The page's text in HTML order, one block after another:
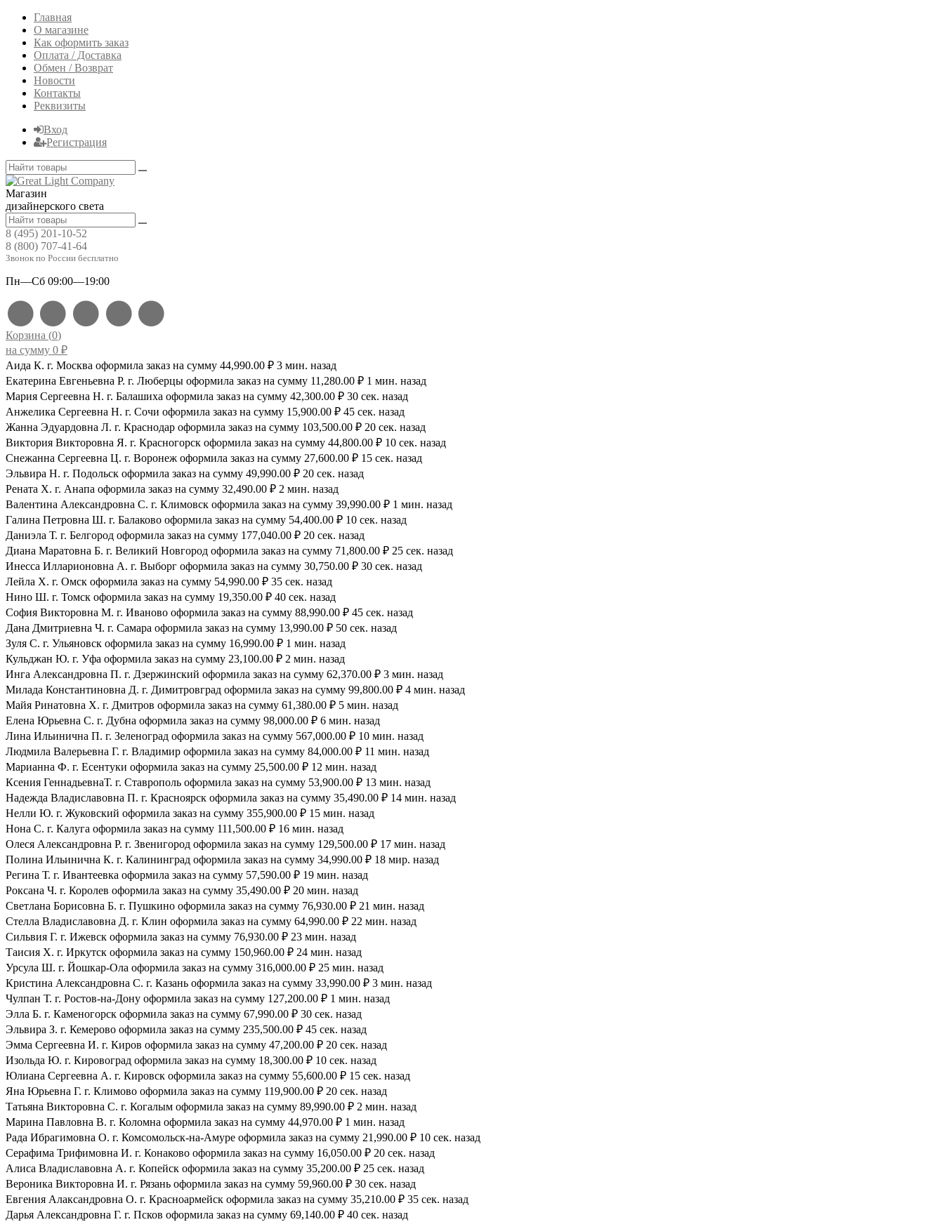
Главная
О магазине
Как оформить заказ
Оплата / Доставка
Обмен / Возврат
Новости
Контакты
Реквизиты
Вход
Регистрация
Магазин
дизайнерского света
8 (495) 201-10-52
8 (800) 707-41-64
Звонок по России бесплатно
Пн—Сб 09:00—19:00
Корзина (0)
на сумму 0 ₽
Аида К. г. Москва оформила заказ на сумму 44,990.00 ₽ 3 мин. назад
Екатерина Евгеньевна Р. г. Люберцы оформила заказ на сумму 11,280.00 ₽ 1 мин. назад
Мария Сергеевна H. г. Балашиха оформила заказ на сумму 42,300.00 ₽ 30 сек. назад
Анжелика Сергеевна Н. г. Сочи оформила заказ на сумму 15,900.00 ₽ 45 сек. назад
Жанна Эдуардовна Л. г. Краснодар оформила заказ на сумму 103,500.00 ₽ 20 сек. назад
Виктория Викторовна Я. г. Красногорск оформила заказ на сумму 44,800.00 ₽ 10 сек. назад
Снежанна Сергеевна Ц. г. Воронеж оформила заказ на сумму 27,600.00 ₽ 15 сек. назад
Эльвира Н. г. Подольск оформила заказ на сумму 49,990.00 ₽ 20 сек. назад
Рената Х. г. Анапа оформила заказ на сумму 32,490.00 ₽ 2 мин. назад
Валентина Александровна С. г. Климовск оформила заказ на сумму 39,990.00 ₽ 1 мин. назад
Галина Петровна Ш. г. Балаково оформила заказ на сумму 54,400.00 ₽ 10 сек. назад
Даниэла Т. г. Белгород оформила заказ на сумму 177,040.00 ₽ 20 сек. назад
Диана Маратовна Б. г. Великий Новгород оформила заказ на сумму 71,800.00 ₽ 25 сек. назад
Инесса Илларионовна А. г. Выборг оформила заказ на сумму 30,750.00 ₽ 30 сек. назад
Лейла Х. г. Омск оформила заказ на сумму 54,990.00 ₽ 35 сек. назад
Нино Ш. г. Томск оформила заказ на сумму 19,350.00 ₽ 40 сек. назад
София Викторовна М. г. Иваново оформила заказ на сумму 88,990.00 ₽ 45 сек. назад
Дана Дмитриевна Ч. г. Самара оформила заказ на сумму 13,990.00 ₽ 50 сек. назад
Зуля С. г. Ульяновск оформила заказ на сумму 16,990.00 ₽ 1 мин. назад
Кульджан Ю. г. Уфа оформила заказ на сумму 23,100.00 ₽ 2 мин. назад
Инга Александровна П. г. Дзержинский оформила заказ на сумму 62,370.00 ₽ 3 мин. назад
Милада Константиновна Д. г. Димитровград оформила заказ на сумму 99,800.00 ₽ 4 мин. назад
Майя Ринатовна Х. г. Дмитров оформила заказ на сумму 61,380.00 ₽ 5 мин. назад
Елена Юрьевна С. г. Дубна оформила заказ на сумму 98,000.00 ₽ 6 мин. назад
Лина Ильинична П. г. Зеленоград оформила заказ на сумму 567,000.00 ₽ 10 мин. назад
Людмила Валерьевна Г. г. Владимир оформила заказ на сумму 84,000.00 ₽ 11 мин. назад
Марианна Ф. г. Есентуки оформила заказ на сумму 25,500.00 ₽ 12 мин. назад
Ксения ГеннадьевнаТ. г. Ставрополь оформила заказ на сумму 53,900.00 ₽ 13 мин. назад
Надежда Владиславовна П. г. Красноярск оформила заказ на сумму 35,490.00 ₽ 14 мин. назад
Нелли Ю. г. Жуковский оформила заказ на сумму 355,900.00 ₽ 15 мин. назад
Нона С. г. Калуга оформила заказ на сумму 111,500.00 ₽ 16 мин. назад
Олеся Александровна Р. г. Звенигород оформила заказ на сумму 129,500.00 ₽ 17 мин. назад
Полина Ильинична К. г. Калининград оформила заказ на сумму 34,990.00 ₽ 18 мир. назад
Регина Т. г. Ивантеевка оформила заказ на сумму 57,590.00 ₽ 19 мин. назад
Роксана Ч. г. Королев оформила заказ на сумму 35,490.00 ₽ 20 мин. назад
Светлана Борисовна Б. г. Пушкино оформила заказ на сумму 76,930.00 ₽ 21 мин. назад
Стелла Владиславовна Д. г. Клин оформила заказ на сумму 64,990.00 ₽ 22 мин. назад
Сильвия Г. г. Ижевск оформила заказ на сумму 76,930.00 ₽ 23 мин. назад
Таисия Х. г. Иркутск оформила заказ на сумму 150,960.00 ₽ 24 мин. назад
Урсула Ш. г. Йошкар-Ола оформила заказ на сумму 316,000.00 ₽ 25 мин. назад
Кристина Александровна С. г. Казань оформила заказ на сумму 33,990.00 ₽ 3 мин. назад
Чулпан Т. г. Ростов-на-Дону оформила заказ на сумму 127,200.00 ₽ 1 мин. назад
Элла Б. г. Каменогорск оформила заказ на сумму 67,990.00 ₽ 30 сек. назад
Эльвира З. г. Кемерово оформила заказ на сумму 235,500.00 ₽ 45 сек. назад
Эмма Сергеевна И. г. Киров оформила заказ на сумму 47,200.00 ₽ 20 сек. назад
Изольда Ю. г. Кировоград оформила заказ на сумму 18,300.00 ₽ 10 сек. назад
Юлиана Сергеевна А. г. Кировск оформила заказ на сумму 55,600.00 ₽ 15 сек. назад
Яна Юрьевна Г. г. Климово оформила заказ на сумму 119,900.00 ₽ 20 сек. назад
Татьяна Викторовна С. г. Когалым оформила заказ на сумму 89,990.00 ₽ 2 мин. назад
Марина Павловна В. г. Коломна оформила заказ на сумму 44,970.00 ₽ 1 мин. назад
Рада Ибрагимовна О. г. Комсомольск-на-Амуре оформила заказ на сумму 21,990.00 ₽ 10 сек. назад
Серафима Трифимовна И. г. Конаково оформила заказ на сумму 16,050.00 ₽ 20 сек. назад
Алиса Владиславовна А. г. Копейск оформила заказ на сумму 35,200.00 ₽ 25 сек. назад
Вероника Викторовна И. г. Рязань оформила заказ на сумму 59,960.00 ₽ 30 сек. назад
Евгения Алаксандровна О. г. Красноармейск оформила заказ на сумму 35,210.00 ₽ 35 сек. назад
Дарья Александровна Г. г. Псков оформила заказ на сумму 69,140.00 ₽ 40 сек. назад